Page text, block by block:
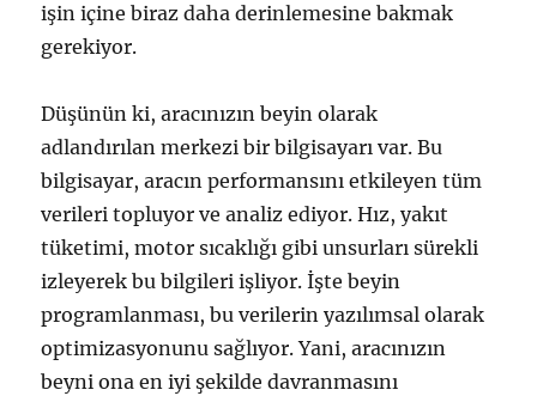
işin içine biraz daha derinlemesine bakmak
gerekiyor.
Düşünün ki, aracınızın beyin olarak
adlandırılan merkezi bir bilgisayarı var. Bu
bilgisayar, aracın performansını etkileyen tüm
verileri topluyor ve analiz ediyor. Hız, yakıt
tüketimi, motor sıcaklığı gibi unsurları sürekli
izleyerek bu bilgileri işliyor. İşte beyin
programlanması, bu verilerin yazılımsal olarak
optimizasyonunu sağlıyor. Yani, aracınızın
beyni ona en iyi şekilde davranmasını